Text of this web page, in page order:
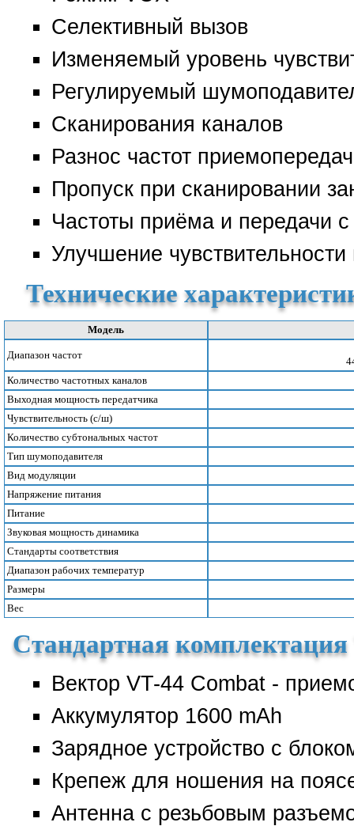
Селективный вызов
Изменяемый уровень
Регулируемый
Сканирования каналов
Разнос частот
Пропуск при сканировании
Частоты приёма и передачи
Улучшение
Технические
Модель
Диапазон частот
Количество частотных каналов
Выходная мощность передатчика
Чувствительность (с/ш)
Количество субтональных частот
Тип шумоподавителя
Вид модуляции
Напряжение питания
Питание
Звуковая мощность динамика
Стандарты соответствия
Диапазон рабочих температур
Размеры
Вес
Стандартная
Вектор VT-44 Combat -
Аккумулятор 1600 mAh
Зарядное устройство с
Крепеж для ношения на
Антенна с резьбовым